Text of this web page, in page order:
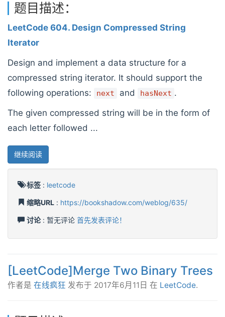
题目描述：
LeetCode 604. Design Compressed String
Iterator
Design and implement a data structure for a
compressed string iterator. It should support the
following operations:
next and hasNext .
The given compressed string will be in the form of
each letter followed ...
继续阅读
标签 : leetcode
缩略URL : https://bookshadow.com/weblog/635/
讨论: 暂无评论 首先发表评论！
[LeetCode]Merge Two Binary Trees
作者是 在线疯狂 发布于 2017年6月11日 在 LeetCode.